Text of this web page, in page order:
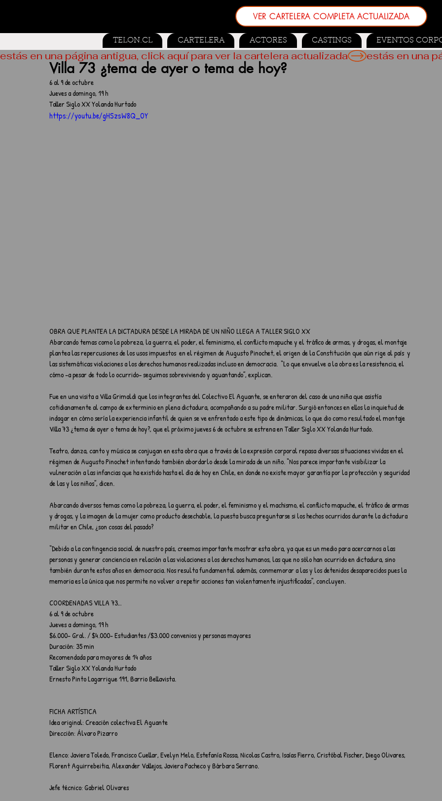
VER CARTELERA COMPLETA ACTUALIZADA
TELON.CL CARTELERA ACTORES CASTINGS EVENTOS
Villa 73 ¿tema de ayer o tema de hoy?
6 al 9 de octubre
Jueves a domingo, 19 h
Taller Siglo XX Yolanda Hurtado
https://youtu.be/gHSzsW8Q_OY
OBRA QUE PLANTEA LA DICTADURA DESDE LA MIRADA DE UN NIÑO LLEGA A TALLER SIGLO XX
Abarcando temas como la pobreza, la guerra, el poder, el feminismo, el conflicto mapuche y el tráfico de armas, y drogas, el montaje
plantea las repercusiones de los usos impuestos  en el régimen de Augusto Pinochet, el origen de la Constitución que aún rige al país  y
las sistemáticas violaciones a los derechos humanos realizadas incluso en democracia.  “Lo que envuelve a la obra es la resistencia, el
cómo –a pesar de todo lo ocurrido– seguimos sobreviviendo y aguantando”, explican.
Fue en una visita a Villa Grimaldi que los integrantes del Colectivo El Aguante, se enteraron del caso de una niña que asistía
cotidianamente al campo de exterminio en plena dictadura, acompañando a su padre militar. Surgió entonces en ellos la inquietud de
indagar en cómo sería la experiencia infantil de quien se ve enfrentado a este tipo de dinámicas, lo que dio como resultado el montaje
Villa 73 ¿tema de ayer o tema de hoy?, que el próximo jueves 6 de octubre se estrena en Taller Siglo XX Yolanda Hurtado.
Teatro, danza, canto y música se conjugan en esta obra que a través de la expresión corporal repasa diversas situaciones vividas en el
régimen de Augusto Pinochet intentando también abordarlo desde la mirada de un niño. “Nos parece importante visibilizar la
vulneración a las infancias que ha existido hasta el día de hoy en Chile, en donde no existe mayor garantía por la protección y seguridad
de las y los niños”, dicen.
Abarcando diversos temas como la pobreza, la guerra, el poder, el feminismo y el machismo, el conflicto mapuche, el tráfico de armas
y drogas, y la imagen de la mujer como producto desechable, la puesta busca preguntarse si los hechos ocurridos durante la dictadura
militar en Chile, ¿son cosas del pasado?
“Debido a la contingencia social de nuestro país, creemos importante mostrar esta obra, ya que es un medio para acercarnos a las
personas y generar conciencia en relación a las violaciones a los derechos humanos, las que no sólo han ocurrido en dictadura, sino
también durante estos años en democracia. Nos resulta fundamental además, conmemorar a las y los detenidos desaparecidos pues la
memoria es la única que nos permite no volver a repetir acciones tan violentamente injustificadas”, concluyen.
COORDENADAS VILLA 73…
6 al 9 de octubre
Jueves a domingo, 19 h
$6.000- Gral. / $4.000- Estudiantes /$3.000 convenios y personas mayores
Duración: 35 min
Recomendada para mayores de 14 años
Taller Siglo XX Yolanda Hurtado
Ernesto Pinto Lagarrigue 191, Barrio Bellavista.
FICHA ARTÍSTICA
Idea original: Creación colectiva El Aguante
Dirección: Álvaro Pizarro
Elenco: Javiera Toledo, Francisco Cuellar, Evelyn Melo, Estefanía Rossa, Nicolas Castro, Isaías Fierro, Cristóbal Fischer, Diego Olivares,
Florent Aguirrebeitia, Alexander Vallejos, Javiera Pacheco y Bárbara Serrano.
Jefe técnico: Gabriel Olivares
estás en una página antigua, click aquí para ver la cartelera actualizada